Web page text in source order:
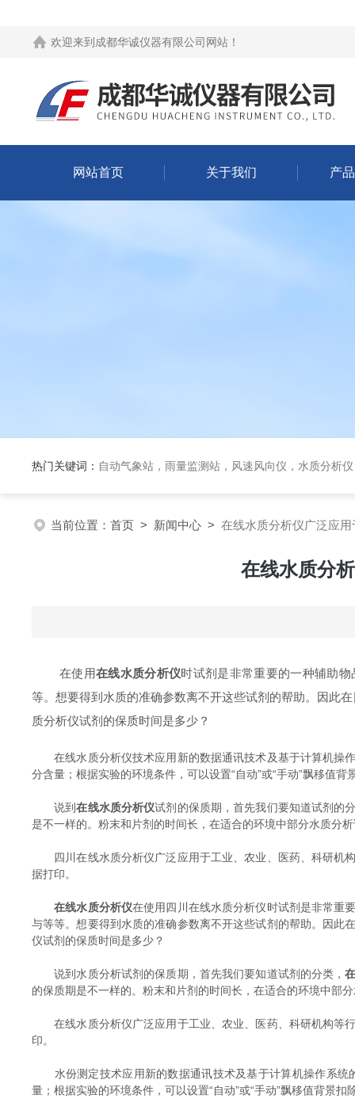
欢迎来到 成都华诚仪器有限公司网站 ！
网站首页 关于我们 产
热门关键词： 自动气象站，雨量监测站，风速风向仪，水质分析
当前位置： 首页 > 新闻中心 > 在线水质分析仪广泛应
在线水质分
在使用在线水质分析仪时试剂是非常重要的一种辅助
等。想要得到水质的准确参数离不开这些试剂的帮助。因此
质分析仪试剂的保质时间是多少？
在线水质分析仪技术应用新的数据通讯技术及基于计算机操作
分含量；根据实验的环境条件，可以设置“自动”或“手动”飘移值
说到在线水质分析仪试剂的保质期，首先我们要知道试剂的
是不一样的。粉末和片剂的时间长，在适合的环境中部分水质分
四川在线水质分析仪广泛应用于工业、农业、医药、科研机构
据打印。
在线水质分析仪在使用四川在线水质分析仪时试剂是非常重
与等等。想要得到水质的准确参数离不开这些试剂的帮助。因此
仪试剂的保质时间是多少？
说到水质分析试剂的保质期，首先我们要知道试剂的分类，
的保质期是不一样的。粉末和片剂的时间长，在适合的环境中部
在线水质分析仪广泛应用于工业、农业、医药、科研机构等行
印。
水份测定技术应用新的数据通讯技术及基于计算机操作系统
量；根据实验的环境条件，可以设置“自动”或“手动”飘移值背景